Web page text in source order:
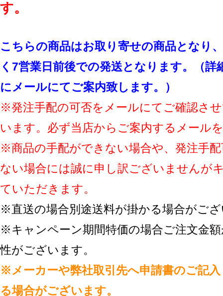
す。
こちらの商品はお取り寄せの商品となり
く7営業日前後での発送となります。（詳
にメールにてご案内致します。）
※発注手配の可否をメールにてご確認さ
います。必ず当店からご案内するメール
※商品の手配ができない場合や、発注手
ない場合には誠に申し訳ございませんが
ていただきます。
※直送の場合別途送料が掛かる場合がご
※キャンペーン期間特価の場合ご注文金
性がございます。
※メーカーや弊社取引先へ申請書のご記
る場合がございます。